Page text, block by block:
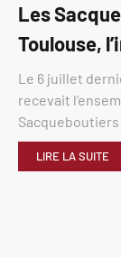
Les
Toulouse,
Le 6 juillet
recevait
Sacqueboutiers
LIRE LA SUITE